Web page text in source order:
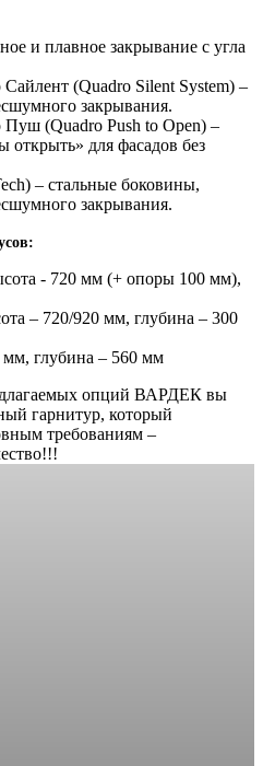
и плавное закрывание с угла
(Quadro Silent System) –
закрывания.
(Quadro Push to Open) –
для фасадов без
– стальные боковины,
закрывания.
- 720 мм (+ опоры 100 мм),
– 720/920 мм, глубина – 300
глубина – 560 мм
опций ВАРДЕК вы
гарнитур, который
требованиям –